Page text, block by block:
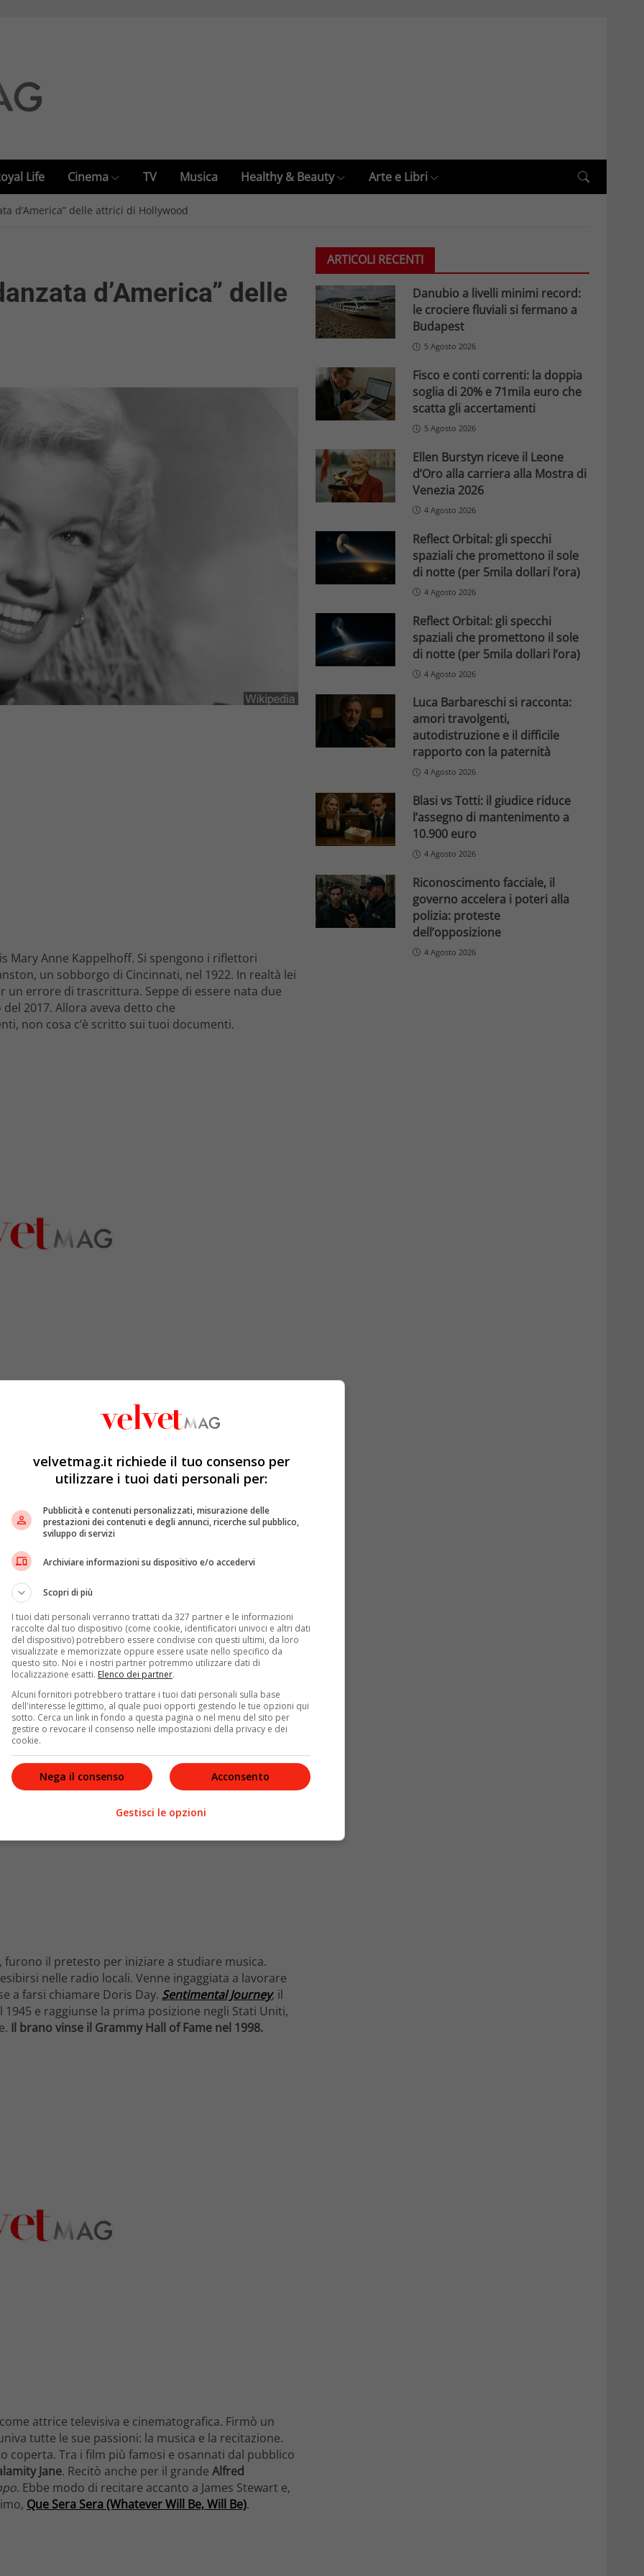
Life Cinema TV Musica Healthy & Beauty Arte e Libri
d’America” delle attrici di Hollywood
d’America” delle
Mary Anne Kappelhoff. Si spengono i riflettori
un sobborgo di Cincinnati, nel 1922. In realtà lei
un errore di trascrittura. Seppe di essere nata due
2017. Allora aveva detto che
non cosa c’è scritto sui tuoi documenti.
di musica e maestro del coro. Entrambi i suoi
per lei, non fu un buon esempio. Purtroppo era
dei suoi incontri con le amanti, avvennero
per questo motivo, finì per distruggersi e, dopo il
. Non solo, ma iniziò addirittura ad esibirsi in
Doherty, un giovane ballerino di tip-tap.
stradale, rimase gravemente ferita ad una
sogno di diventare una ballerina professionista.
furono il pretesto per iniziare a studiare musica.
nelle radio locali. Venne ingaggiata a lavorare
a farsi chiamare Doris Day. Sentimental Journey, il
e raggiunse la prima posizione negli Stati Uniti,
Il brano vinse il Grammy Hall of Fame nel 1998.
attrice televisiva e cinematografica. Firmò un
tutte le sue passioni: la musica e la recitazione.
coperta. Tra i film più famosi e osannati dal pubblico
Jane. Recitò anche per il grande Alfred
. Ebbe modo di recitare accanto a James Stewart e,
Que Sera Sera (Whatever Will Be, Will Be).
ARTICOLI RECENTI
Danubio a livelli minimi record:
le crociere fluviali si fermano a
Budapest
5 Agosto 2026
Fisco e conti correnti: la doppia
soglia di 20% e 71mila euro che
scatta gli accertamenti
5 Agosto 2026
Ellen Burstyn riceve il Leone
d’Oro alla carriera alla Mostra di
Venezia 2026
4 Agosto 2026
Reflect Orbital: gli specchi
spaziali che promettono il sole
di notte (per 5mila dollari l’ora)
4 Agosto 2026
Reflect Orbital: gli specchi
spaziali che promettono il sole
di notte (per 5mila dollari l’ora)
4 Agosto 2026
Luca Barbareschi si racconta:
amori travolgenti,
autodistruzione e il difficile
rapporto con la paternità
4 Agosto 2026
Blasi vs Totti: il giudice riduce
l’assegno di mantenimento a
10.900 euro
4 Agosto 2026
Riconoscimento facciale, il
governo accelera i poteri alla
polizia: proteste
dell’opposizione
4 Agosto 2026
velvetmag.it richiede il tuo consenso per
utilizzare i tuoi dati personali per:
Pubblicità e contenuti personalizzati, misurazione delle
prestazioni dei contenuti e degli annunci, ricerche sul pubblico,
sviluppo di servizi
Archiviare informazioni su dispositivo e/o accedervi
Scopri di più
I tuoi dati personali verranno trattati da 327 partner e le informazioni
raccolte dal tuo dispositivo (come cookie, identificatori univoci e altri dati
del dispositivo) potrebbero essere condivise con questi ultimi, da loro
visualizzate e memorizzate oppure essere usate nello specifico da
questo sito. Noi e i nostri partner potremmo utilizzare dati di
localizzazione esatti. Elenco dei partner.
Alcuni fornitori potrebbero trattare i tuoi dati personali sulla base
dell'interesse legittimo, al quale puoi opporti gestendo le tue opzioni qui
sotto. Cerca un link in fondo a questa pagina o nel menu del sito per
gestire o revocare il consenso nelle impostazioni della privacy e dei
cookie.
Acconsento
Nega il consenso
Gestisci le opzioni